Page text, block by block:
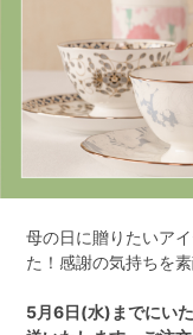
母の日に贈りたいア
た！感謝の気持ちを
5月6日(水)までにい